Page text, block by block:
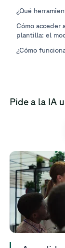
¿Qué
Cómo acceder
plantilla: el
¿Cómo
Pide a la IA